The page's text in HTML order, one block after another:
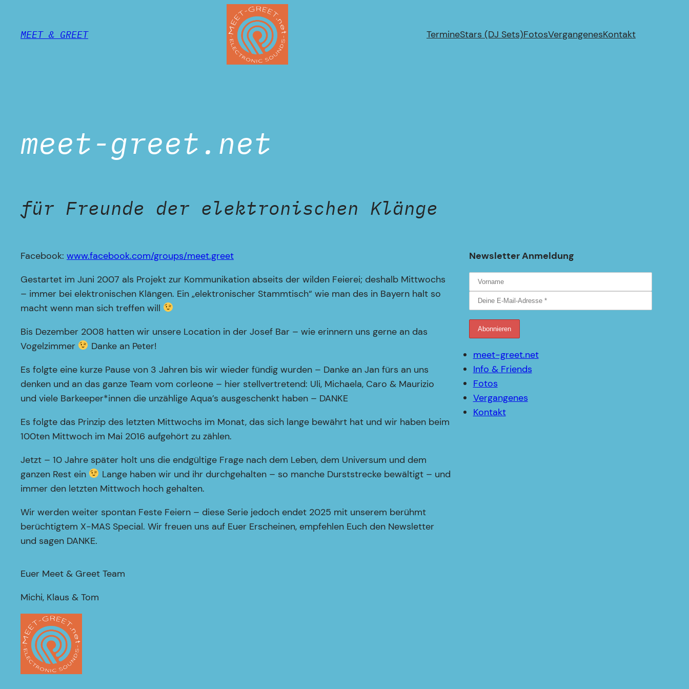
MEET & GREET TermineStars (DJ Sets)FotosVergangenesKontakt
meet-greet.net
für Freunde der elektronischen Klänge
Facebook: www.facebook.com/groups/meet.greet
Gestartet im Juni 2007 als Projekt zur Kommunikation abseits der wilden Feierei; deshalb Mittwochs
– immer bei elektronischen Klängen. Ein „elektronischer Stammtisch“ wie man des in Bayern halt so
macht wenn man sich treffen will
Bis Dezember 2008 hatten wir unsere Location in der Josef Bar – wie erinnern uns gerne an das
Vogelzimmer
Danke an Peter!
Es folgte eine kurze Pause von 3 Jahren bis wir wieder fündig wurden – Danke an Jan fürs an uns
denken und an das ganze Team vom corleone – hier stellvertretend: Uli, Michaela, Caro & Maurizio
und viele Barkeeper*innen die unzählige Aqua’s ausgeschenkt haben – DANKE
Es folgte das Prinzip des letzten Mittwochs im Monat, das sich lange bewährt hat und wir haben beim
100ten Mittwoch im Mai 2016 aufgehört zu zählen.
Jetzt – 10 Jahre später holt uns die endgültige Frage nach dem Leben, dem Universum und dem
ganzen Rest ein
Lange haben wir und ihr durchgehalten – so manche Durststrecke bewältigt – und
immer den letzten Mittwoch hoch gehalten.
Wir werden weiter spontan Feste Feiern – diese Serie jedoch endet 2025 mit unserem berühmt
berüchtigtem X-MAS Special. Wir freuen uns auf Euer Erscheinen, empfehlen Euch den Newsletter
und sagen DANKE.
Newsletter Anmeldung
meet-greet.net
Info & Friends
Fotos
Vergangenes
Kontakt
Euer Meet & Greet Team
Michi, Klaus & Tom